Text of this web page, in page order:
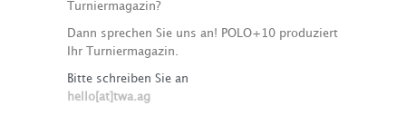
Turniermagazin?
Dann sprechen Sie uns an! POLO+10 produziert
Ihr Turniermagazin.
Bitte schreiben Sie an
hello[at]twa.ag